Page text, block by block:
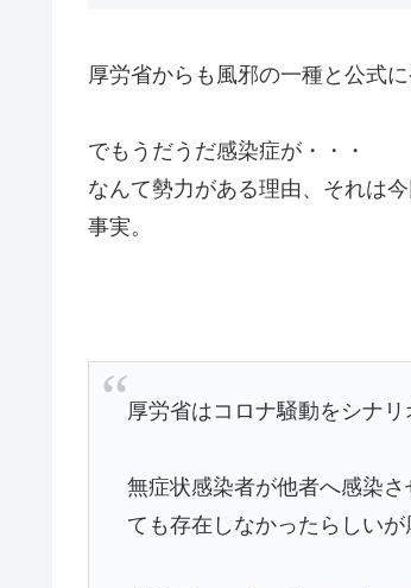
厚労省からも風邪の一種と公式
でもうだうだ感染症が・・・
なんて勢力がある理由、それは
事実。
厚労省はコロナ騒動をシナ
無症状感染者が他者へ感染
ても存在しなかったらしい